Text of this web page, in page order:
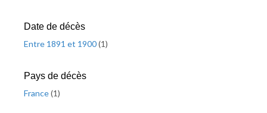
Date de décès
Entre 1891 et 1900(1)
Pays de décès
France(1)